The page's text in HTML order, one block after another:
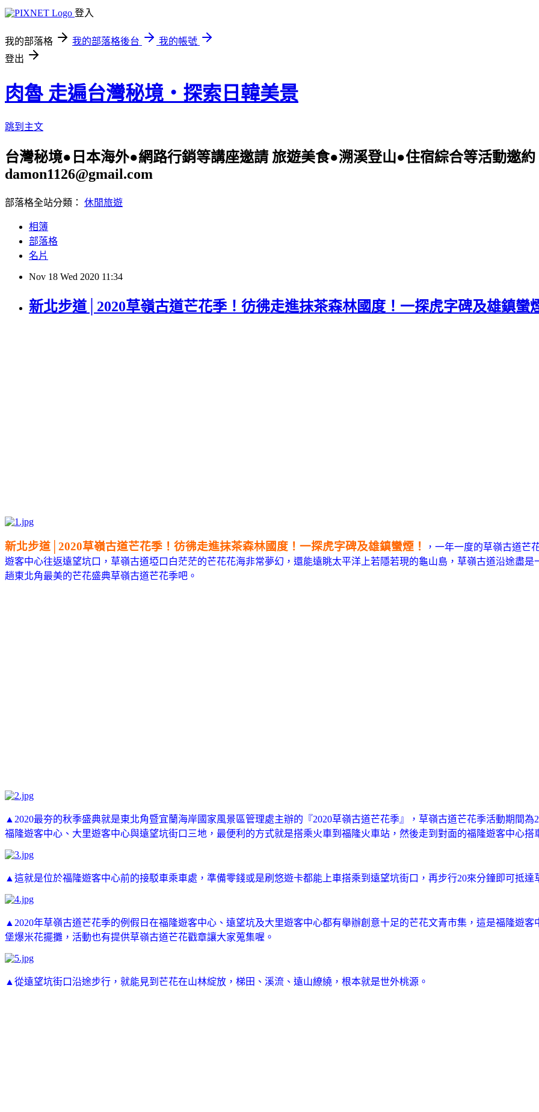
登入
我的部落格 我的部落格後台
我的帳號
登出
肉魯 走遍台灣秘境・探索日韓美景
跳到主文
台灣秘境●日本海外●網路行銷等講座邀請 旅遊美食●溯溪登山●住宿綜合等活動邀約
damon1126@gmail.com
部落格全站分類： 休閒旅遊
相簿
部落格
名片
Nov 18 Wed 2020 11:34
新北步道│2020草嶺古道芒花季！彷彿走進抹茶森林國度！一探虎字碑及雄鎮蠻
新北步道│2020草嶺古道芒花季！彷彿走進抹茶森林國度！一探虎字碑及雄鎮蠻煙！
，一年一度的草嶺古道芒
遊客中心往返遠望坑口，草嶺古道埡口白茫茫的芒花花海非常夢幻，還能遠眺太平洋上若隱若現的龜山島，草嶺古道沿途盡
趟東北角最美的芒花盛典草嶺古道芒花季吧。
▲2020最夯的秋季盛典就是東北角暨宜蘭海岸國家風景區管理處主辦的『2020草嶺古道芒花季』，草嶺古道芒花季活動期間為
福隆遊客中心、大里遊客中心與遠望坑街口三地，最便利的方式就是搭乘火車到福隆火車站，然後走到對面的福隆遊客中心搭
▲這就是位於福隆遊客中心前的接駁車乘車處，準備零錢或是刷悠遊卡都能上車搭乘到遠望坑街口，再步行20來分鐘即可抵達
▲2020年草嶺古道芒花季的例假日在福隆遊客中心、遠望坑及大里遊客中心都有舉辦創意十足的芒花文青市集，這是福隆遊
堡爆米花擺攤，活動也有提供草嶺古道芒花戳章讓大家蒐集喔。
▲從遠望坑街口沿途步行，就能見到芒花在山林綻放，梯田、溪流、遠山繚繞，根本就是世外桃源。